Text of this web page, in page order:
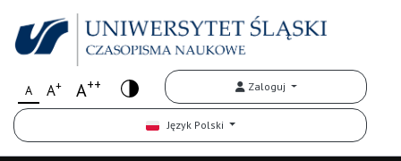
A A+ A++ Zaloguj
Język Polski